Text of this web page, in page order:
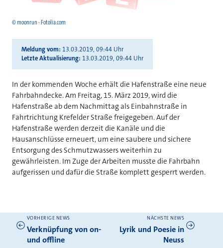
© moonrun - Fotolia.com
Meldung vom 13.03.2019, 09:44 Uhr
Letzte Aktualisierung 13.03.2019, 09:44 Uhr
In der kommenden Woche erhält die Hafenstraße eine neue
Fahrbahndecke. Am Freitag, 15. März 2019, wird die
Hafenstraße ab dem Nachmittag als Einbahnstraße in
Fahrtrichtung Krefelder Straße freigegeben. Auf der
Hafenstraße werden derzeit die Kanäle und die
Hausanschlüsse erneuert, um eine saubere und sichere
Entsorgung des Schmutzwassers weiterhin zu
gewährleisten. Im Zuge der Arbeiten musste die Fahrbahn
aufgerissen und dafür die Straße komplett gesperrt werden.
Weitere News
VORHERIGE NEWS
Verknüpfung von on-
und offline
NÄCHSTE NEWS
Lyrik und Poesie in
Neuss